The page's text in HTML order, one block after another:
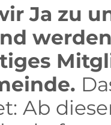
Ja zu
Ab